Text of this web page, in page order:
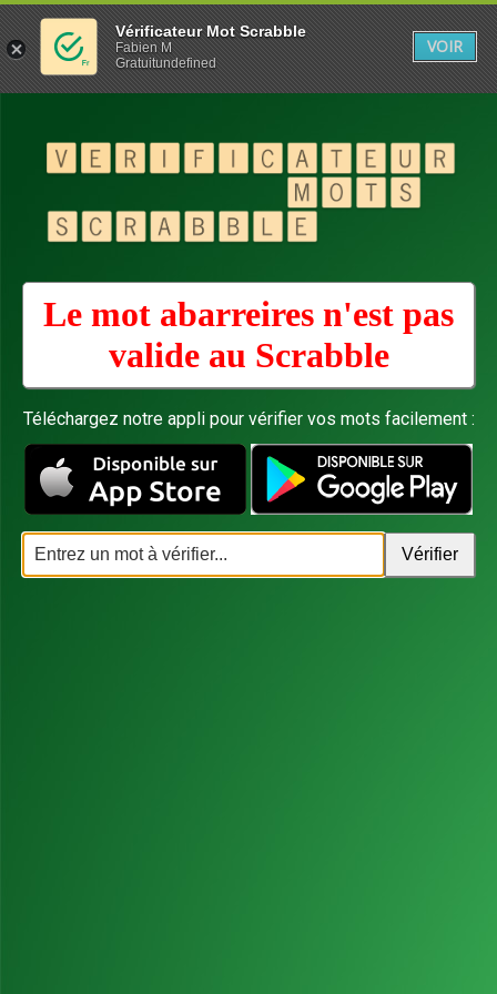
Le mot abarreires n'est pas
valide au Scrabble
Téléchargez notre appli pour vérifier vos mots facilement :
Vérificateur Mot Scrabble
Fabien M
Gratuitundefined
VOIR